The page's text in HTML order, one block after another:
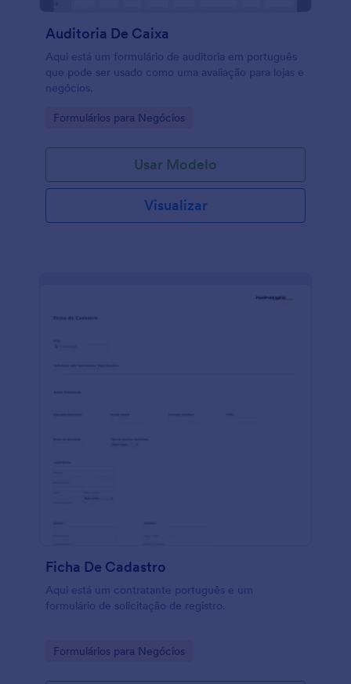
Auditoria De Caixa
Aqui está um formulário de auditoria em português
que pode ser usado como uma avaliação para lojas e
negócios.
Go to Category:
Formulários para Negócios
Usar Modelo
Visualizar
Ficha De Cadastro
Aqui está um contratante português e um
formulário de solicitação de registro.
Go to Category:
Formulários para Negócios